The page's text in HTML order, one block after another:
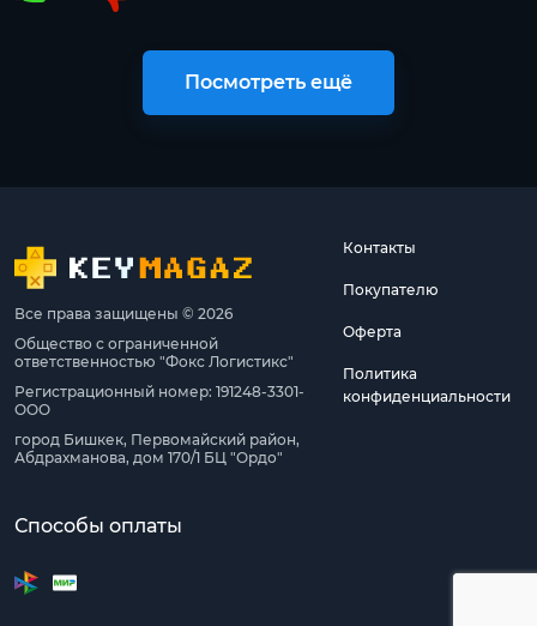
Посмотреть ещё
Все права защищены © 2026
Общество с ограниченной
ответственностью "Фокс Логистикс"
Регистрационный номер: 191248-3301-
ООО
город Бишкек, Первомайский район,
Абдрахманова, дом 170/1 БЦ "Ордо"
Контакты
Покупателю
Оферта
Политика
конфиденциальности
Способы оплаты